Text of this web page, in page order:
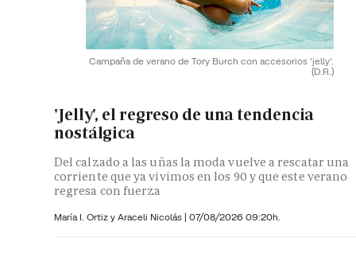
Campaña de verano de Tory Burch con accesorios 'jelly'.
(D.R.)
'Jelly', el regreso de una tendencia
nostálgica
Del calzado a las uñas la moda vuelve a rescatar una
corriente que ya vivimos en los 90 y que este verano
regresa con fuerza
María I. Ortiz y Araceli Nicolás | 07/08/2026 09:20h.